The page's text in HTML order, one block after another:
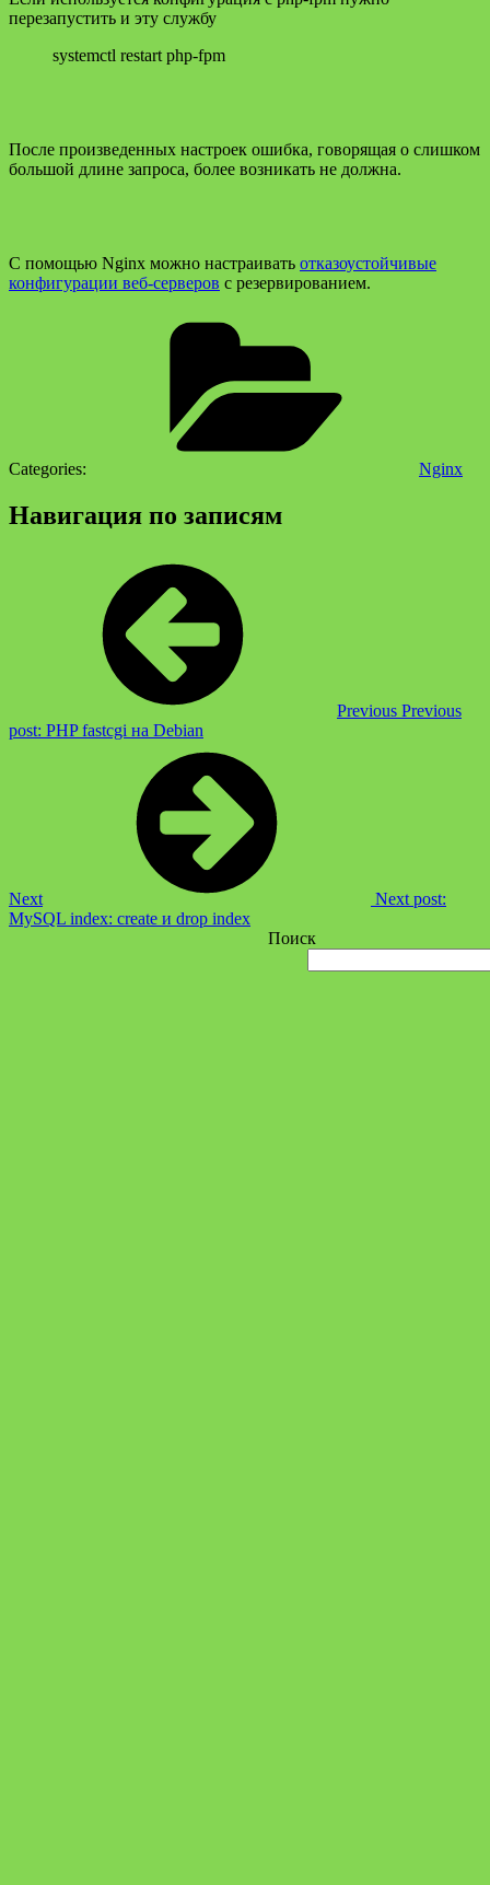
перезапустить и эту службу
systemctl restart php-fpm
После произведенных настроек ошибка, говорящая о слишком
большой длине запроса, более возникать не должна.
С помощью Nginx можно настраивать отказоустойчивые
конфигурации веб-серверов с резервированием.
Categories: Nginx
Навигация по записям
Previous Previous
post: PHP fastcgi на Debian
Next
Next post:
MySQL index: create и drop index
Поиск